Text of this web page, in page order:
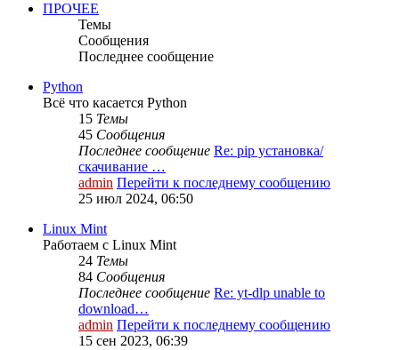
ПРОЧЕЕ
Темы
Сообщения
Последнее сообщение
Python
Всё что касается Python
15 Темы
45 Сообщения
Последнее сообщение Re: pip установка/
скачивание …
admin Перейти к последнему сообщению
25 июл 2024, 06:50
Linux Mint
Работаем с Linux Mint
24 Темы
84 Сообщения
Последнее сообщение Re: yt-dlp unable to
download…
admin Перейти к последнему сообщению
15 сен 2023, 06:39